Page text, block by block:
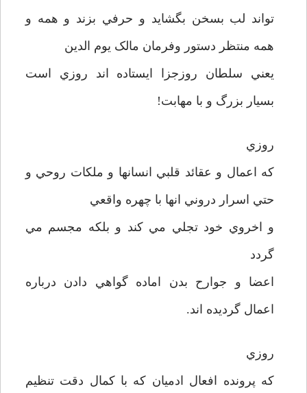
تواند لب بسخن بگشايد و حرفي بزند و همه و
همه منتظر دستور وفرمان مالک يوم الدين
يعني سلطان روزجزا ايستاده اند روزي است
بسيار بزرگ و با مهابت!
روزي
که اعمال و عقائد قلبي انسانها و ملکات روحي و
حتي اسرار دروني انها با چهره واقعي
و اخروي خود تجلي مي کند و بلکه مجسم مي
گردد
اعضا و جوارح بدن اماده گواهي دادن درباره
اعمال گرديده اند.
روزي
که پرونده افعال ادميان که با کمال دقت تنظيم